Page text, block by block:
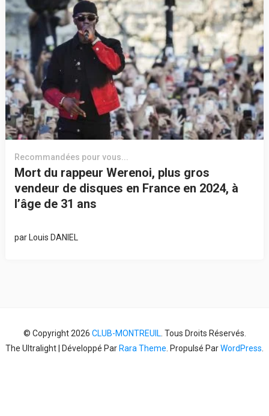
Recommandées pour vous...
Mort du rappeur Werenoi, plus gros
vendeur de disques en France en 2024, à
l’âge de 31 ans
par Louis DANIEL
© Copyright 2026 CLUB-MONTREUIL. Tous Droits Réservés.
The Ultralight | Développé Par Rara Theme. Propulsé ParWordPress.